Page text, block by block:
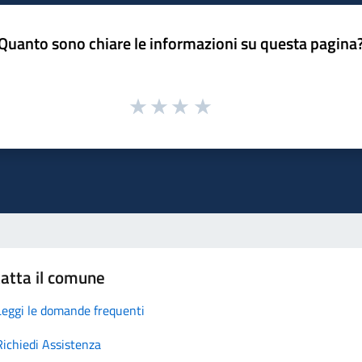
sono chiare le informazioni su questa
il comune
le domande frequenti
Assistenza